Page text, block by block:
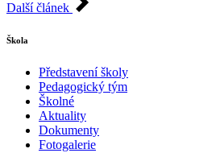
Další článek
Škola
Představení školy
Pedagogický tým
Školné
Aktuality
Dokumenty
Fotogalerie